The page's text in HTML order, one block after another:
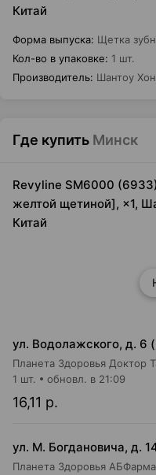
Китай
Форма выпуска: Щетка
Кол-во в упаковке: 1 шт.
Производитель: Шантоу
Где купить Минск
Revyline SM6000
желтой щетиной], ×1,
Китай
16,11 р.
1 шт. обновл. в 21:09
ул. М. Богдановича, д.